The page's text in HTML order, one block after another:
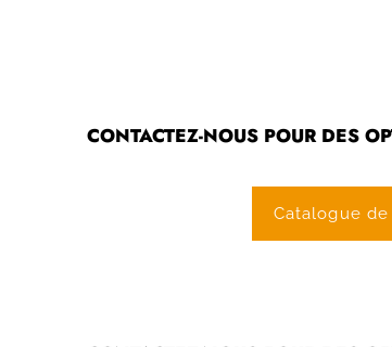
CONTACTEZ-NOUS POUR DES
Catalogue